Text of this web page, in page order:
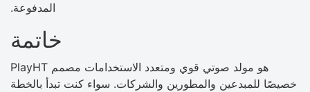
المدفوعة.
خاتمة
PlayHT هو مولد صوتي قوي ومتعدد الاستخدامات مصمم
خصيصًا للمبدعين والمطورين والشركات. سواء كنت تبدأ بالخطة